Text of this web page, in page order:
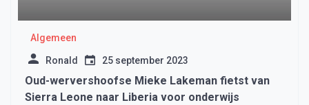
Algemeen
Ronald 25 september 2023
Oud-wervershoofse Mieke Lakeman fietst van
Sierra Leone naar Liberia voor onderwijs